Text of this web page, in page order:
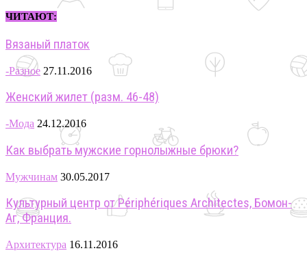
ЧИТАЮТ:
Вязаный платок
-Разное 27.11.2016
Женский жилет (разм. 46-48)
-Мода 24.12.2016
Как выбрать мужские горнолыжные брюки?
Мужчинам 30.05.2017
Культурный центр от Périphériques Architectes, Бомон-
Аг, Франция.
Архитектура 16.11.2016